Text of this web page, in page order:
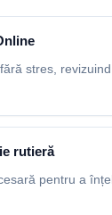
stres,
rutieră
pentru a